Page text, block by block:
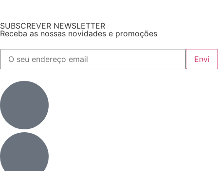
SUBSCREVER NEWSLETTER
Receba as nossas novidades e promoções